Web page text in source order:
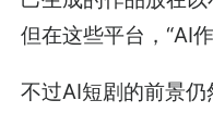
但在这些平台，“AI
不过AI短剧的前景仍